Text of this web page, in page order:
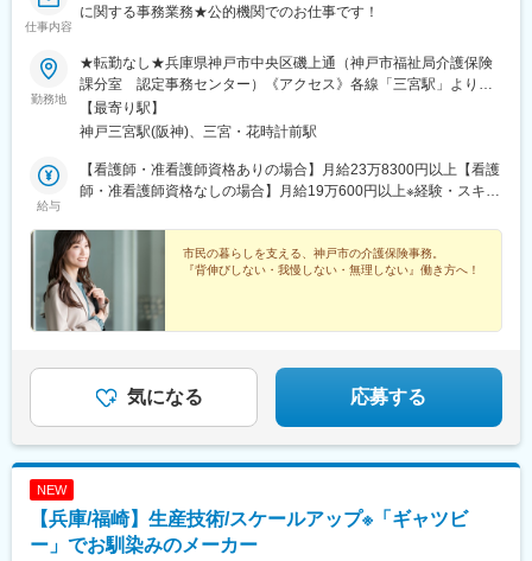
仕事内容
に関する事務業務★公的機関でのお仕事です！
勤務地
★転勤なし★兵庫県神戸市中央区磯上通（神戸市福祉局介護保険
課分室 認定事務センター）《アクセス》各線「三宮駅」より徒
歩12～13分※受動喫煙対策：屋内禁煙
【最寄り駅】
神戸三宮駅(阪神)、三宮・花時計前駅
給与
【看護師・准看護師資格ありの場合】月給23万8300円以上【看護
師・准看護師資格なしの場合】月給19万600円以上※経験・スキル
むほど収入も着実にアップ！
市民の暮らしを支える、神戸市の介護保険事務。
『背伸びしない・我慢しない・無理しない』働き方へ！
気になる 応募する
NEW
【兵庫/福崎】生産技術/スケールアップ※「ギャツビ
ー」でお馴染みのメーカー